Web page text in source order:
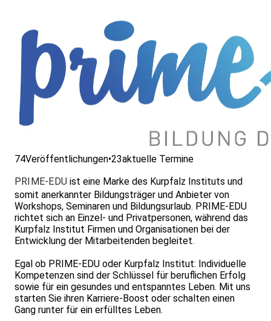
74Veröffentlichungen•23aktuelle Termine
PRIME-EDUist eine Marke des Kurpfalz Instituts und
somit anerkannter Bildungsträger und Anbieter von
Workshops, Seminaren und Bildungsurlaub. PRIME-EDU
richtet sich an Einzel- und Privatpersonen, während das
Kurpfalz Institut Firmen und Organisationen bei der
Entwicklung der Mitarbeitenden begleitet.
Egal ob PRIME-EDU oder Kurpfalz Institut: Individuelle
Kompetenzen sind der Schlüssel für beruflichen Erfolg
sowie für ein gesundes und entspanntes Leben. Mit uns
starten Sie ihren Karriere-Boost oder schalten einen
Gang runter für ein erfülltes Leben.